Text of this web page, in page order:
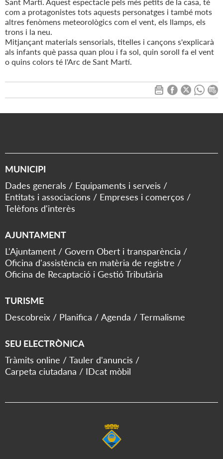
com a protagonistes tots aquests personatges i també mots
altres fenòmens meteorològics com el vent, els llamps, els
trons i la neu.
Mitjançant materials sensorials, titelles i cançons s'explicarà
als infants què passa quan plou i fa sol, quin soroll fa el vent
o quins colors té l'Arc de Sant Martí.
MUNICIPI
Dades generals
Equipaments i serveis
Entitats i associacions
Empreses i comerços
Telèfons d'interès
AJUNTAMENT
L'Ajuntament
Govern Obert i transparència
Oficina d'assistència en matèria de registre
Oficina de Recaptació i Gestió Tributària
TURISME
Descobreix
Planifica Agenda Termalisme
SEU ELECTRÒNICA
Tràmits online
Tauler d'anuncis
Carpeta ciutadana
IDcat mòbil